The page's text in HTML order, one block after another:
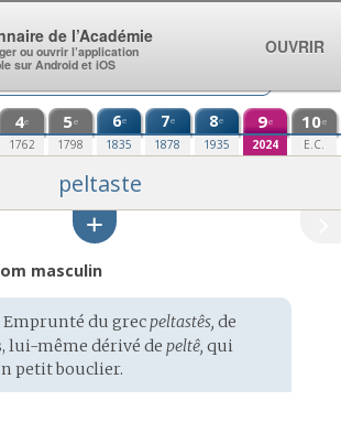
4e
1762
5e
1798
6e
1835
7e
1878
8e
1935
9e
2024
10e
E.C.
peltaste
masculin
Emprunté du grecpeltastês, de
lui-même dérivé de peltê, qui
petit bouclier.
de l’Académie
ou ouvrir l’application
sur Android et iOS
OUVRIR